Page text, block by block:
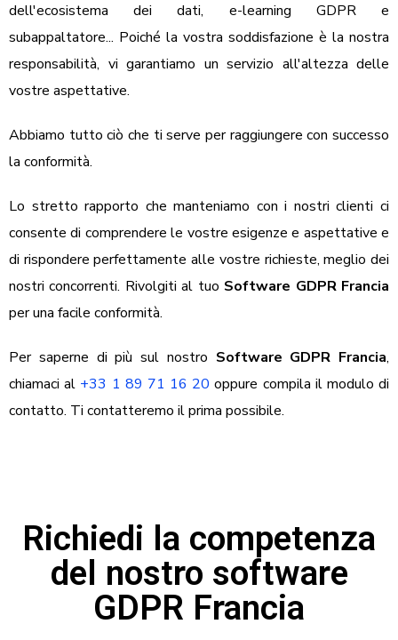
dell'ecosistema dei dati, e-learning GDPR e
subappaltatore... Poiché la vostra soddisfazione è la nostra
responsabilità, vi garantiamo un servizio all'altezza delle
vostre aspettative.
Abbiamo tutto ciò che ti serve per raggiungere con successo
la conformità.
Lo stretto rapporto che manteniamo con i nostri clienti ci
consente di comprendere le vostre esigenze e aspettative e
di rispondere perfettamente alle vostre richieste, meglio dei
nostri concorrenti. Rivolgiti al tuo Software GDPR Francia
per una facile conformità.
Per saperne di più sul nostro Software GDPR Francia,
chiamaci al +33 1 89 71 16 20 oppure compila il modulo di
contatto. Ti contatteremo il prima possibile.
Richiedi la competenza
del nostro software
GDPR Francia